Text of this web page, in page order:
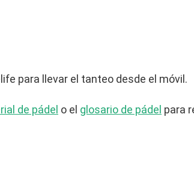
para llevar el tanteo desde el móvil.
de pádel o el glosario de pádel para